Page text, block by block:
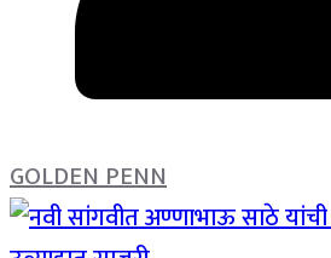
GOLDEN PENN